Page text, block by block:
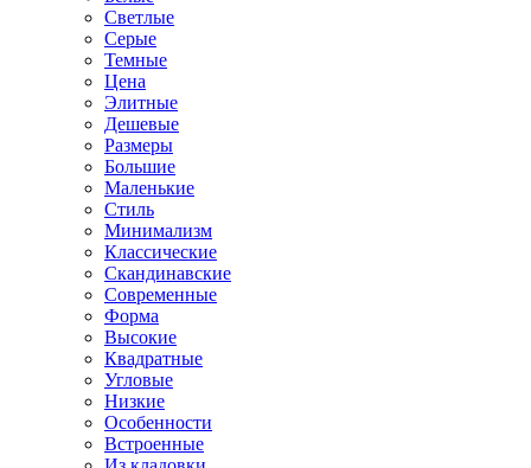
Светлые
Серые
Темные
Цена
Элитные
Дешевые
Размеры
Большие
Маленькие
Стиль
Минимализм
Классические
Скандинавские
Современные
Форма
Высокие
Квадратные
Угловые
Низкие
Особенности
Встроенные